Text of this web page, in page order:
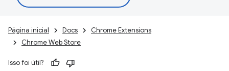
Página inicial Docs
Chrome Extensions
Chrome Web Store
Isso foi útil?